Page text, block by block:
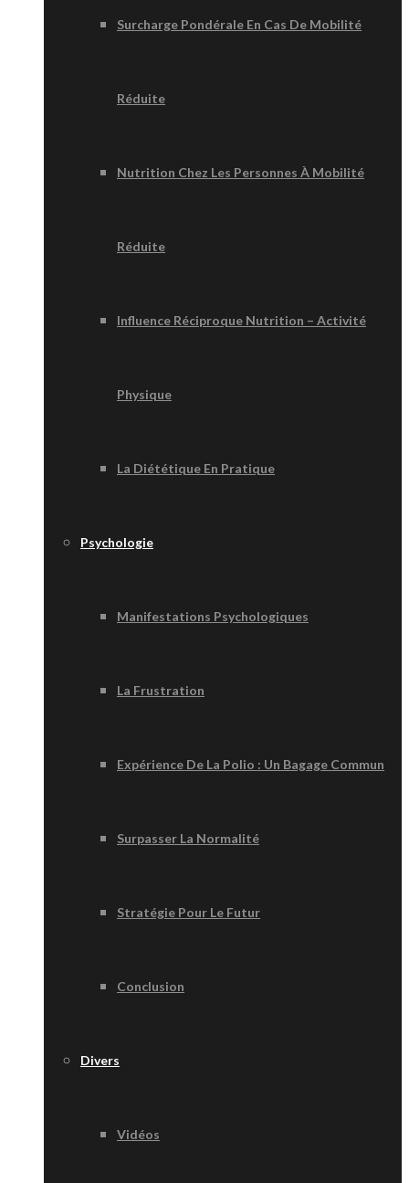
Surcharge Pondérale En Cas De Mobilité
Réduite
Nutrition Chez Les Personnes À Mobilité
Réduite
Influence Réciproque Nutrition – Activité
Physique
La Diététique En Pratique
Psychologie
Manifestations Psychologiques
La Frustration
Expérience De La Polio : Un Bagage Commun
Surpasser La Normalité
Stratégie Pour Le Futur
Conclusion
Divers
Vidéos